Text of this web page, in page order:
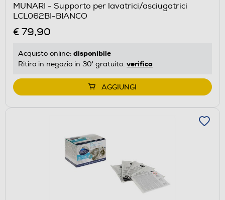
MUNARI - Supporto per lavatrici/asciugatrici
LCL062BI-BIANCO
€ 79,90
Acquisto online: disponibile
Ritiro in negozio in 30' gratuito: verifica
AGGIUNGI